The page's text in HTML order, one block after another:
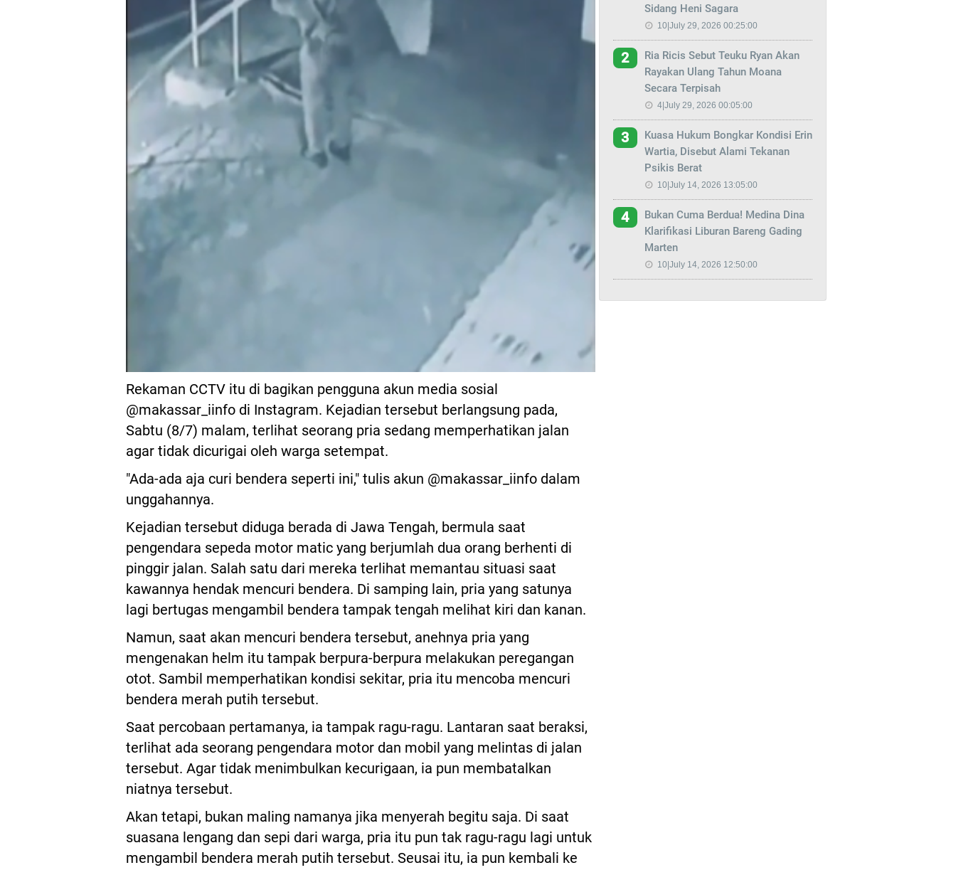
Rekaman CCTV itu di bagikan pengguna akun media sosial
@makassar_iinfo di Instagram. Kejadian tersebut berlangsung pada,
Sabtu (8/7) malam, terlihat seorang pria sedang memperhatikan jalan
agar tidak dicurigai oleh warga setempat.
"Ada-ada aja curi bendera seperti ini," tulis akun @makassar_iinfo dalam
unggahannya.
Kejadian tersebut diduga berada di Jawa Tengah, bermula saat
pengendara sepeda motor matic yang berjumlah dua orang berhenti di
pinggir jalan. Salah satu dari mereka terlihat memantau situasi saat
kawannya hendak mencuri bendera. Di samping lain, pria yang satunya
lagi bertugas mengambil bendera tampak tengah melihat kiri dan kanan.
Namun, saat akan mencuri bendera tersebut, anehnya pria yang
mengenakan helm itu tampak berpura-berpura melakukan peregangan
otot. Sambil memperhatikan kondisi sekitar, pria itu mencoba mencuri
bendera merah putih tersebut.
Saat percobaan pertamanya, ia tampak ragu-ragu. Lantaran saat beraksi,
terlihat ada seorang pengendara motor dan mobil yang melintas di jalan
tersebut. Agar tidak menimbulkan kecurigaan, ia pun membatalkan
niatnya tersebut.
Akan tetapi, bukan maling namanya jika menyerah begitu saja. Di saat
suasana lengang dan sepi dari warga, pria itu pun tak ragu-ragu lagi untuk
mengambil bendera merah putih tersebut. Seusai itu, ia pun kembali ke
Sidang Heni Sagara
10|July 29, 2026 00:25:00
2
Ria Ricis Sebut Teuku Ryan Akan
Rayakan Ulang Tahun Moana
Secara Terpisah
4|July 29, 2026 00:05:00
3
Kuasa Hukum Bongkar Kondisi Erin
Wartia, Disebut Alami Tekanan
Psikis Berat
10|July 14, 2026 13:05:00
4
Bukan Cuma Berdua! Medina Dina
Klarifikasi Liburan Bareng Gading
Marten
10|July 14, 2026 12:50:00